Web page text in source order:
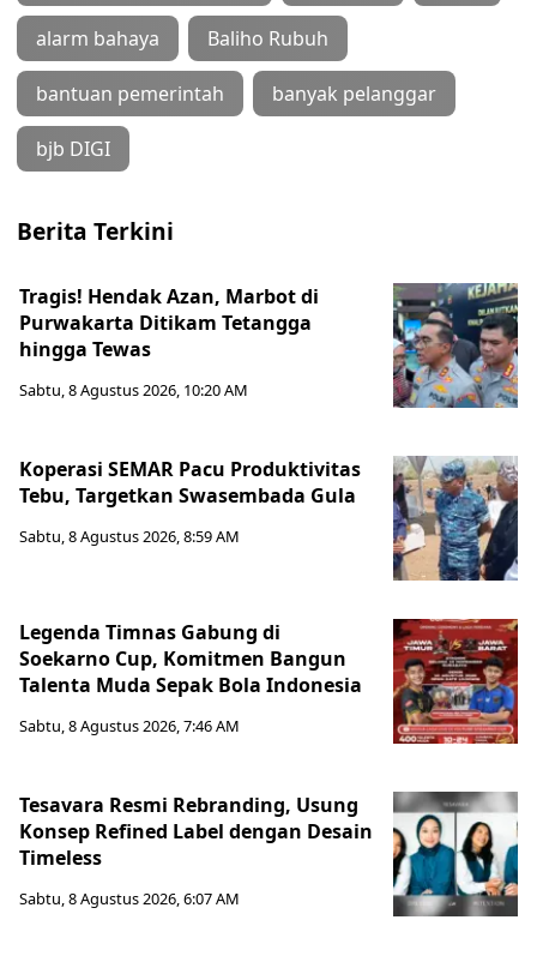
alarm bahaya Baliho Rubuh
bantuan pemerintah banyak pelanggar
bjb DIGI
Berita Terkini
Tragis! Hendak Azan, Marbot di
Purwakarta Ditikam Tetangga
hingga Tewas
Sabtu, 8 Agustus 2026, 10:20 AM
Koperasi SEMAR Pacu Produktivitas
Tebu, Targetkan Swasembada Gula
Sabtu, 8 Agustus 2026, 8:59 AM
Legenda Timnas Gabung di
Soekarno Cup, Komitmen Bangun
Talenta Muda Sepak Bola Indonesia
Sabtu, 8 Agustus 2026, 7:46 AM
Tesavara Resmi Rebranding, Usung
Konsep Refined Label dengan Desain
Timeless
Sabtu, 8 Agustus 2026, 6:07 AM